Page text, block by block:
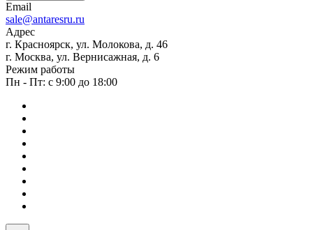
Email
sale@antaresru.ru
Адрес
г. Красноярск, ул. Молокова, д. 46
г. Москва, ул. Вернисажная, д. 6
Режим работы
Пн - Пт: с 9:00 до 18:00